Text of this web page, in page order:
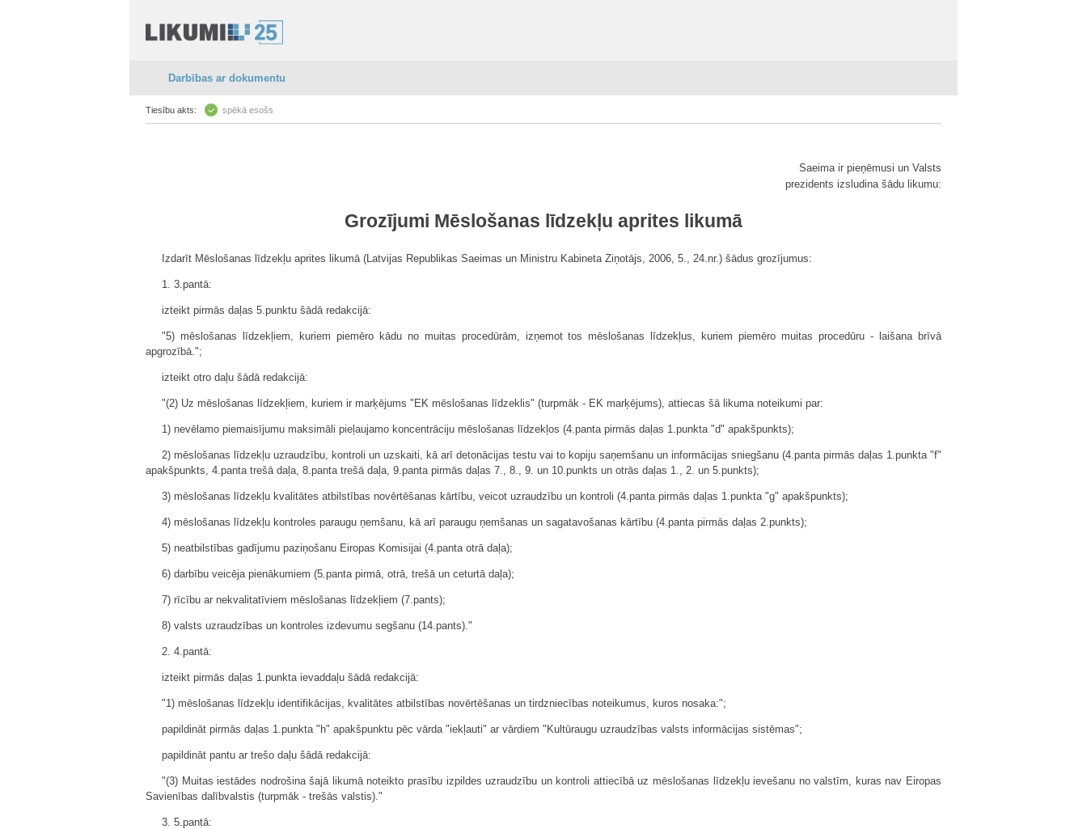
Darbības ar dokumentu
Tiesību akts: spēkā esošs
Saeima ir pieņēmusi un Valsts
prezidents izsludina šādu likumu:
Grozījumi Mēslošanas līdzekļu aprites likumā
Izdarīt Mēslošanas līdzekļu aprites likumā (Latvijas Republikas Saeimas un Ministru Kabineta Ziņotājs, 2006, 5., 24.nr.) šādus grozījumus:
1. 3.pantā:
izteikt pirmās daļas 5.punktu šādā redakcijā:
"5) mēslošanas līdzekļiem, kuriem piemēro kādu no muitas procedūrām, izņemot tos mēslošanas līdzekļus, kuriem piemēro muitas procedūru - laišana brīvā
apgrozībā.";
izteikt otro daļu šādā redakcijā:
"(2) Uz mēslošanas līdzekļiem, kuriem ir marķējums "EK mēslošanas līdzeklis" (turpmāk - EK marķējums), attiecas šā likuma noteikumi par:
1) nevēlamo piemaisījumu maksimāli pieļaujamo koncentrāciju mēslošanas līdzekļos (4.panta pirmās daļas 1.punkta "d" apakšpunkts);
2) mēslošanas līdzekļu uzraudzību, kontroli un uzskaiti, kā arī detonācijas testu vai to kopiju saņemšanu un informācijas sniegšanu (4.panta pirmās daļas 1.punkta "f"
apakšpunkts, 4.panta trešā daļa, 8.panta trešā daļa, 9.panta pirmās daļas 7., 8., 9. un 10.punkts un otrās daļas 1., 2. un 5.punkts);
3) mēslošanas līdzekļu kvalitātes atbilstības novērtēšanas kārtību, veicot uzraudzību un kontroli (4.panta pirmās daļas 1.punkta "g" apakšpunkts);
4) mēslošanas līdzekļu kontroles paraugu ņemšanu, kā arī paraugu ņemšanas un sagatavošanas kārtību (4.panta pirmās daļas 2.punkts);
5) neatbilstības gadījumu paziņošanu Eiropas Komisijai (4.panta otrā daļa);
6) darbību veicēja pienākumiem (5.panta pirmā, otrā, trešā un ceturtā daļa);
7) rīcību ar nekvalitatīviem mēslošanas līdzekļiem (7.pants);
8) valsts uzraudzības un kontroles izdevumu segšanu (14.pants)."
2. 4.pantā:
izteikt pirmās daļas 1.punkta ievaddaļu šādā redakcijā:
"1) mēslošanas līdzekļu identifikācijas, kvalitātes atbilstības novērtēšanas un tirdzniecības noteikumus, kuros nosaka:";
papildināt pirmās daļas 1.punkta "h" apakšpunktu pēc vārda "iekļauti" ar vārdiem "Kultūraugu uzraudzības valsts informācijas sistēmas";
papildināt pantu ar trešo daļu šādā redakcijā:
"(3) Muitas iestādes nodrošina šajā likumā noteikto prasību izpildes uzraudzību un kontroli attiecībā uz mēslošanas līdzekļu ievešanu no valstīm, kuras nav Eiropas
Savienības dalībvalstis (turpmāk - trešās valstis)."
3. 5.pantā: